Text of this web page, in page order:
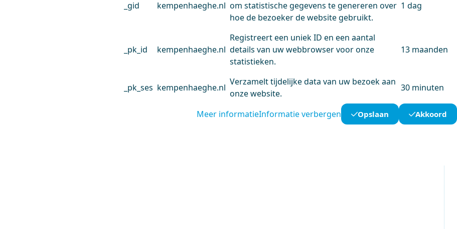
_gid kempenhaeghe.nl om statistische gegevens te genereren over
hoe de bezoeker de website gebruikt.
1 dag
_pk_id kempenhaeghe.nl
Registreert een uniek ID en een aantal
details van uw webbrowser voor onze
statistieken.
13 maanden
_pk_ses kempenhaeghe.nl
Verzamelt tijdelijke data van uw bezoek aan
onze website.
30 minuten
Meer informatieInformatie verbergen Opslaan Akkoord